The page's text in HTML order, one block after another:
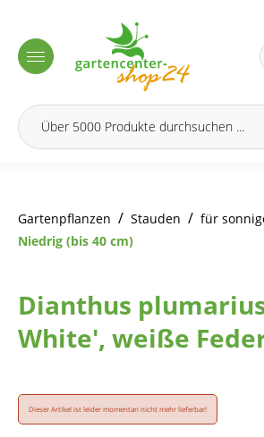
Gartenpflanzen / Stauden / für
Niedrig (bis 40 cm)
Dianthus
White', weiße
Dieser Artikel ist leider momentan nicht mehr lieferbar!